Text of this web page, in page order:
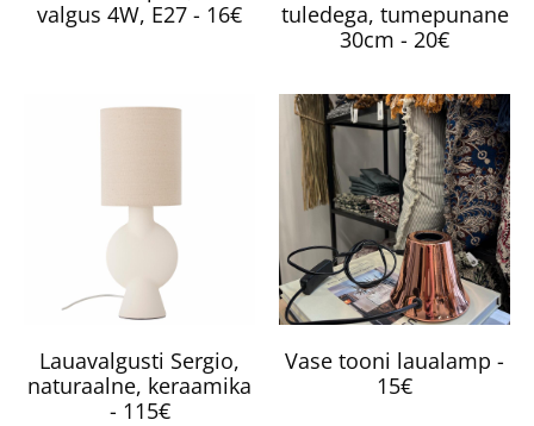
valgus 4W, E27 - 16€
tuledega, tumepunane
30cm - 20€
Lauavalgusti Sergio,
naturaalne, keraamika
- 115€
Vase tooni laualamp -
15€